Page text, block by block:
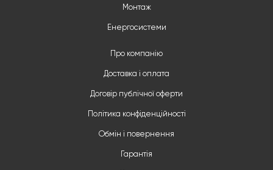
Монтаж
Енергосистеми
Про компанію
Доставка і оплата
Договір публічної оферти
Політика конфіденційності
Обмін і повернення
Гарантія